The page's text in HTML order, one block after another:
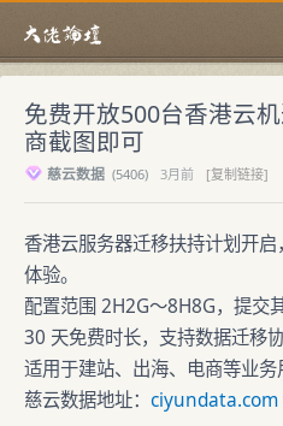
免费开放500台香港云
商截图即可
慈云数据 (5406) 3月前
[复制链接]
香港云服务器迁移扶持计划开
体验。
配置范围 2H2G～8H8G，提交
30 天免费时长，支持数据迁移协
适用于建站、出海、电商等业务
慈云数据地址： ciyundata.com